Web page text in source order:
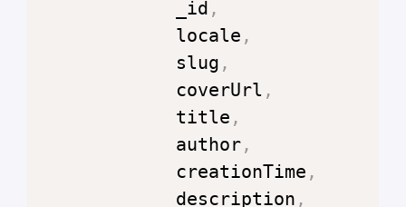
            _id
,
            locale
,
            slug
,
            coverUrl
,
            title
,
            author
,
            creationTime
,
            description
,